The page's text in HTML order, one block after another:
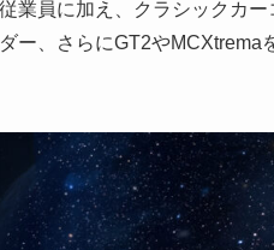
業員に加え、クラシックカ
ー、さらにGT2や